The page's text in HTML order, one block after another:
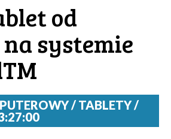
od
systemie
/ TABLETY /